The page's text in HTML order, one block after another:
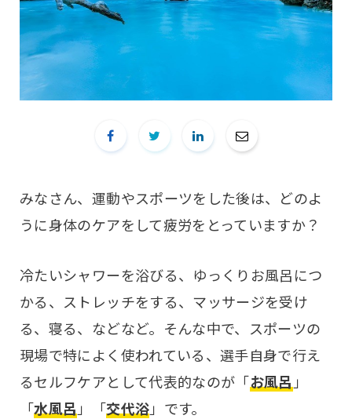
みなさん、運動やスポーツをした後は、どのよ
うに身体のケアをして疲労をとっていますか？
冷たいシャワーを浴びる、ゆっくりお風呂につ
かる、ストレッチをする、マッサージを受け
る、寝る、などなど。そんな中で、スポーツの
現場で特によく使われている、選手自身で行え
るセルフケアとして代表的なのが「お風呂 」
「水風呂 」「交代浴」です。